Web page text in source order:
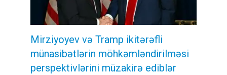
Mirziyoyev və Tramp ikitərəfli
münasibətlərin möhkəmləndirilməsi
perspektivlərini müzakirə ediblər